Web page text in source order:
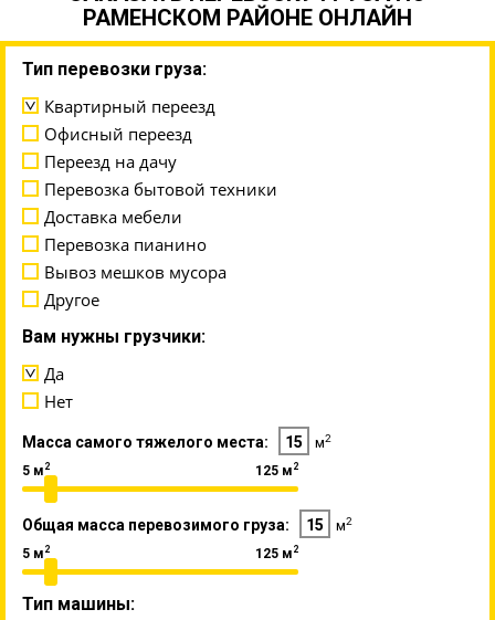
РАМЕНСКОМ РАЙОНЕ ОНЛАЙН
Тип перевозки груза:
Квартирный переезд
Офисный переезд
Переезд на дачу
Перевозка бытовой техники
Доставка мебели
Перевозка пианино
Вывоз мешков мусора
Другое
Вам нужны грузчики:
Да
Нет
Масса самого тяжелого места: 15 м2
5 м 2 125 м 2
Общая масса перевозимого груза: 15 м2
5 м 2 125 м 2
Тип машины: